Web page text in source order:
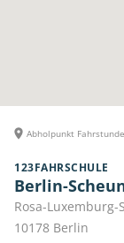
Abholpunkt
123FAHRSCHULE
Berlin-
Rosa-Luxemburg-
10178 Berlin